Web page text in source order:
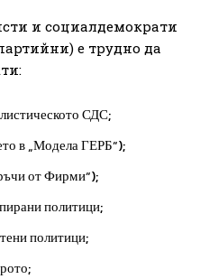
и социалдемократи
е трудно да
СДС;
в „Модела ГЕРБ“);
от Фирми“);
политици;
политици;